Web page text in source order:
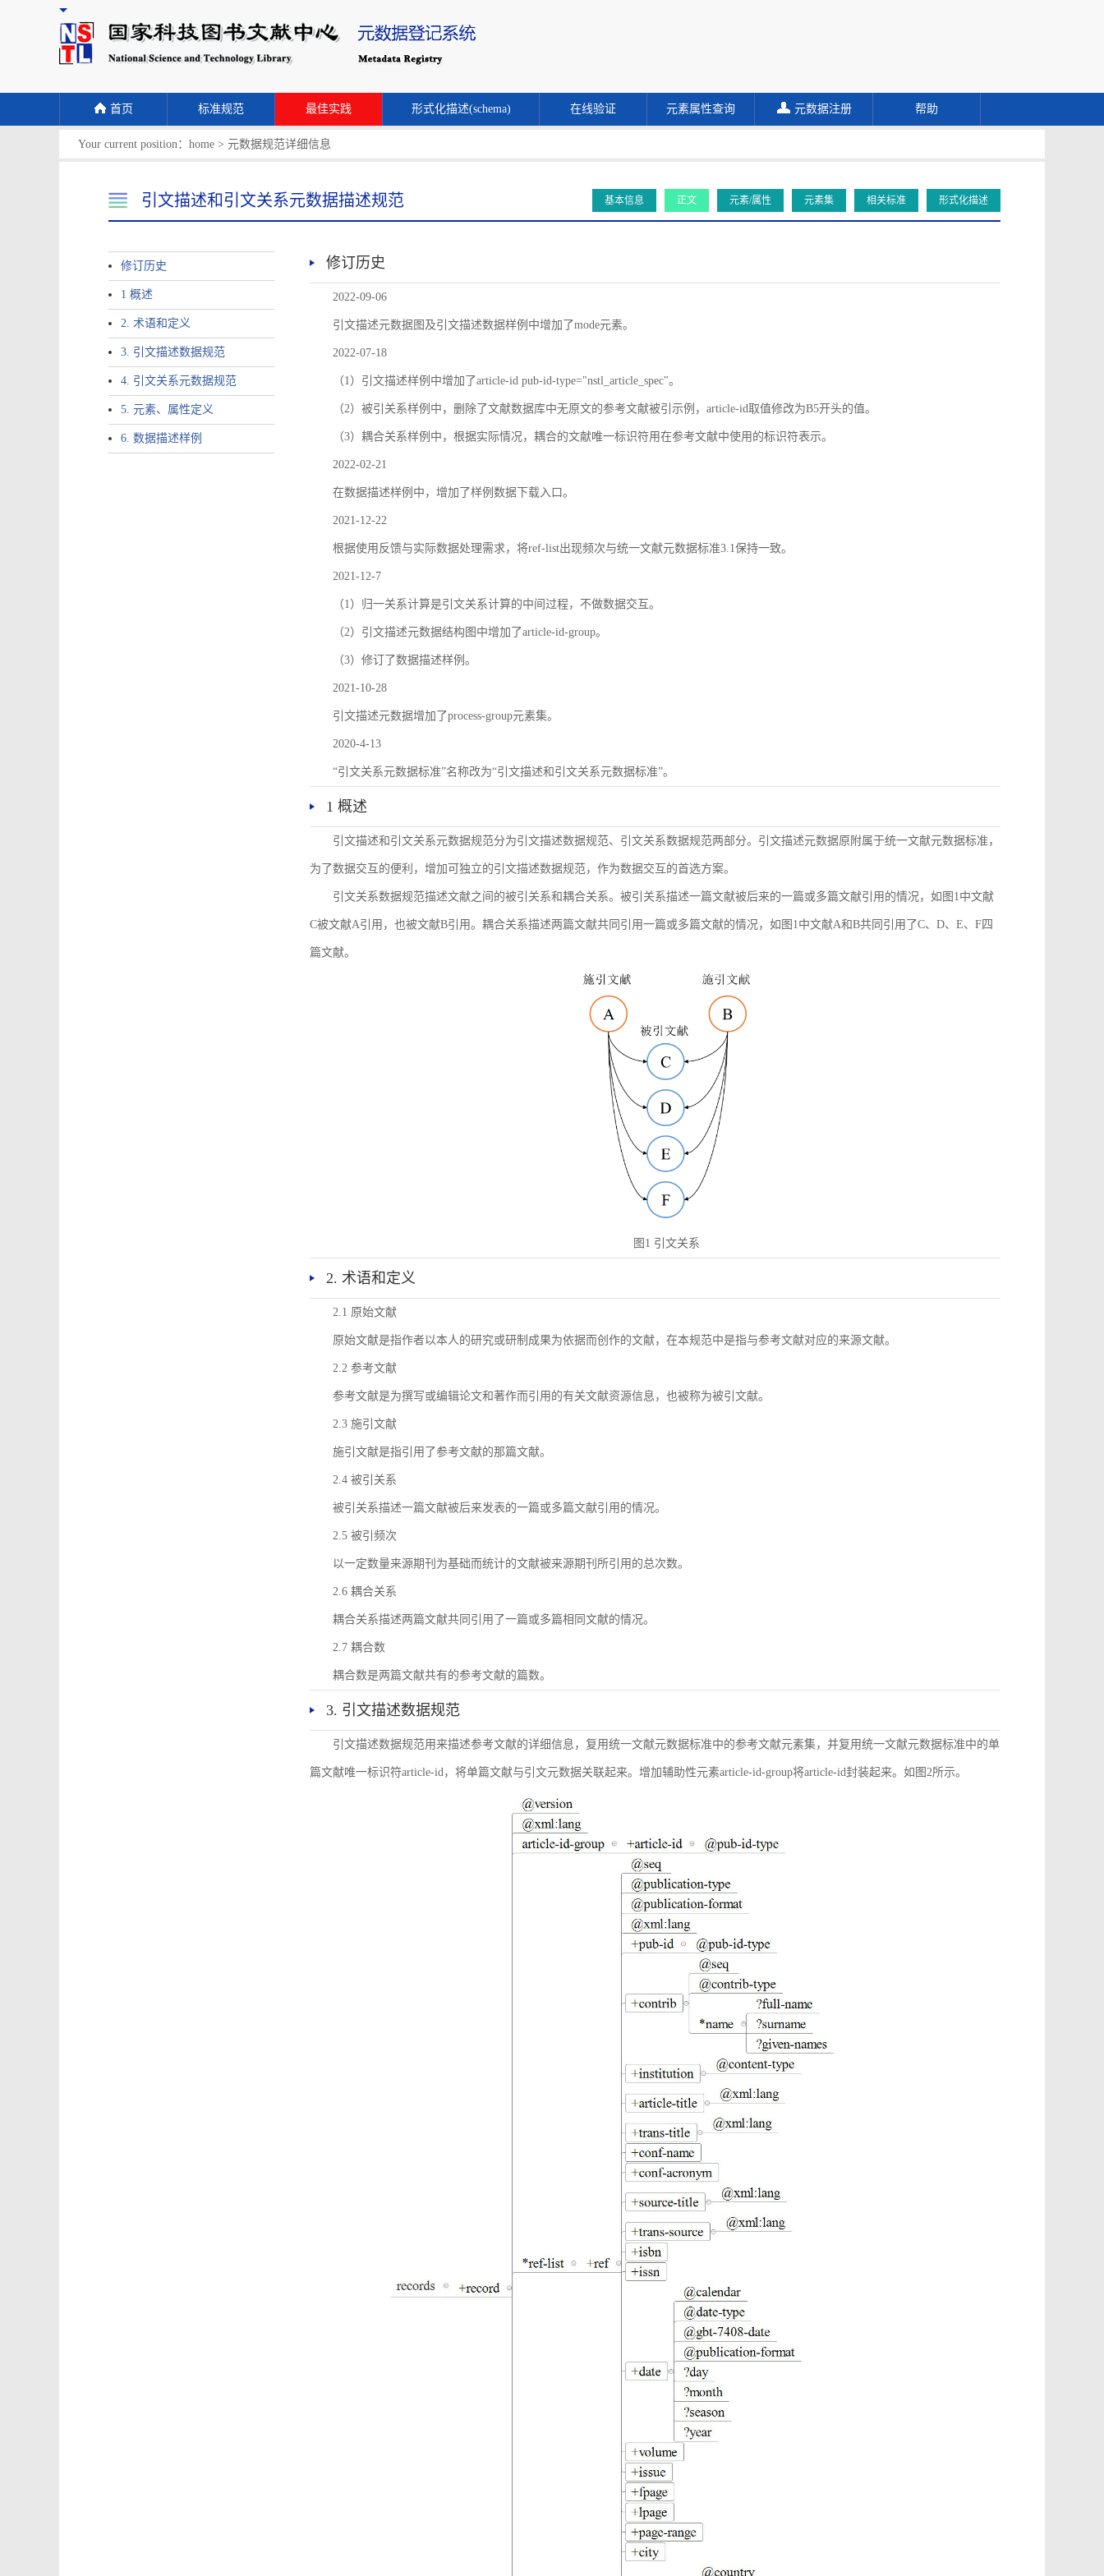
首页 标准规范 最佳实践 形式化描述(schema) 在线验证 元素属性查询 元数据注册 帮助
Your current position： home > 元数据规范详细信息
引文描述和引文关系元数据描述规范 基本信息 正文 元素/属性 元素集 相关标准 形式化描述
修订历史
1 概述
2. 术语和定义
3. 引文描述数据规范
4. 引文关系元数据规范
5. 元素、属性定义
6. 数据描述样例
修订历史
2022-09-06
引文描述元数据图及引文描述数据样例中增加了mode元素。
2022-07-18
（1）引文描述样例中增加了article-id pub-id-type="nstl_article_spec"。
（2）被引关系样例中，删除了文献数据库中无原文的参考文献被引示例，article-id取值修改为B5开头的值。
（3）耦合关系样例中，根据实际情况，耦合的文献唯一标识符用在参考文献中使用的标识符表示。
2022-02-21
在数据描述样例中，增加了样例数据下载入口。
2021-12-22
根据使用反馈与实际数据处理需求，将ref-list出现频次与统一文献元数据标准3.1保持一致。
2021-12-7
（1）归一关系计算是引文关系计算的中间过程，不做数据交互。
（2）引文描述元数据结构图中增加了article-id-group。
（3）修订了数据描述样例。
2021-10-28
引文描述元数据增加了process-group元素集。
2020-4-13
“引文关系元数据标准”名称改为“引文描述和引文关系元数据标准”。
1 概述
引文描述和引文关系元数据规范分为引文描述数据规范、引文关系数据规范两部分。引文描述元数据原附属于统一文献元数据标准，
为了数据交互的便利，增加可独立的引文描述数据规范，作为数据交互的首选方案。
引文关系数据规范描述文献之间的被引关系和耦合关系。被引关系描述一篇文献被后来的一篇或多篇文献引用的情况，如图1中文献
C被文献A引用，也被文献B引用。耦合关系描述两篇文献共同引用一篇或多篇文献的情况，如图1中文献A和B共同引用了C、D、E、F四
篇文献。
图1 引文关系
2. 术语和定义
2.1 原始文献
原始文献是指作者以本人的研究或研制成果为依据而创作的文献，在本规范中是指与参考文献对应的来源文献。
2.2 参考文献
参考文献是为撰写或编辑论文和著作而引用的有关文献资源信息，也被称为被引文献。
2.3 施引文献
施引文献是指引用了参考文献的那篇文献。
2.4 被引关系
被引关系描述一篇文献被后来发表的一篇或多篇文献引用的情况。
2.5 被引频次
以一定数量来源期刊为基础而统计的文献被来源期刊所引用的总次数。
2.6 耦合关系
耦合关系描述两篇文献共同引用了一篇或多篇相同文献的情况。
2.7 耦合数
耦合数是两篇文献共有的参考文献的篇数。
3. 引文描述数据规范
引文描述数据规范用来描述参考文献的详细信息，复用统一文献元数据标准中的参考文献元素集，并复用统一文献元数据标准中的单
篇文献唯一标识符article-id，将单篇文献与引文元数据关联起来。增加辅助性元素article-id-group将article-id封装起来。如图2所示。